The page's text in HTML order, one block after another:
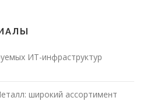
ИТ-инфраструктур
широкий ассортимент